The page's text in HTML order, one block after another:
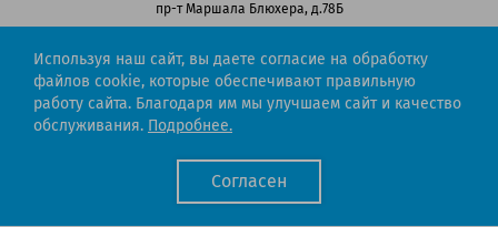
пр-т Маршала Блюхера, д.78Б
Регионы РФ
8-800-302-51-53
(звонок бесплатный)
Cartridge.ru 2012-2026. Все права защищены
Используя наш сайт, вы даете согласие на обработку
файлов cookie, которые обеспечивают правильную
работу сайта. Благодаря им мы улучшаем сайт и качество
обслуживания. Подробнее.
Согласен